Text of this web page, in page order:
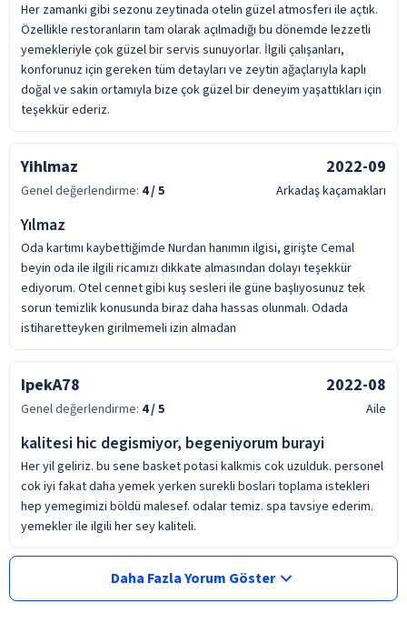
Her zamanki gibi sezonu zeytinada otelin güzel atmosferi ile açtık.
Özellikle restoranların tam olarak açılmadığı bu dönemde lezzetli
yemekleriyle çok güzel bir servis sunuyorlar. İlgili çalışanları,
konforunuz için gereken tüm detayları ve zeytin ağaçlarıyla kaplı
doğal ve sakin ortamıyla bize çok güzel bir deneyim yaşattıkları için
teşekkür ederiz.
Yihlmaz 2022-09
Genel değerlendirme: 4/ 5 Arkadaş kaçamakları
Yılmaz
Oda kartımı kaybettiğimde Nurdan hanımın ilgisi, girişte Cemal
beyin oda ile ilgili ricamızı dikkate almasından dolayı teşekkür
ediyorum. Otel cennet gibi kuş sesleri ile güne başlıyosunuz tek
sorun temizlik konusunda biraz daha hassas olunmalı. Odada
istiharetteyken girilmemeli izin almadan
IpekA78 2022-08
Genel değerlendirme: 4/ 5 Aile
kalitesi hic degismiyor, begeniyorum burayi
Her yil geliriz. bu sene basket potasi kalkmis cok uzulduk. personel
cok iyi fakat daha yemek yerken surekli boslari toplama istekleri
hep yemegimizi böldü malesef. odalar temiz. spa tavsiye ederim.
yemekler ile ilgili her sey kaliteli.
Daha Fazla Yorum Göster